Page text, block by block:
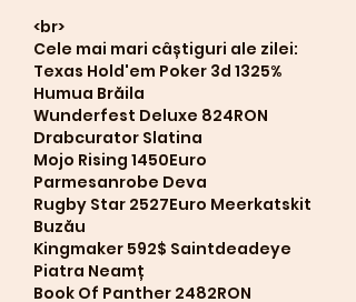
<br>
Cele mai mari câștiguri ale zilei:
Texas Hold'em Poker 3d 1325%
Humua Brăila
Wunderfest Deluxe 824RON
Drabcurator Slatina
Mojo Rising 1450Euro
Parmesanrobe Deva
Rugby Star 2527Euro Meerkatskit
Buzău
Kingmaker 592$ Saintdeadeye
Piatra Neamț
Book Of Panther 2482RON